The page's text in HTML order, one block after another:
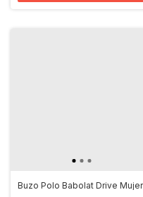
Buzo Polo Babolat Drive Mujer